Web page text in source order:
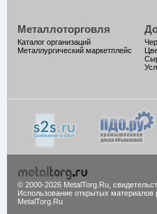
Металлоторговля
Каталог организаций
Металлургический маркетплейс
© 2000-2026 MetalTorg.Ru,
Использование открытых материалов
MetalTorg.Ru